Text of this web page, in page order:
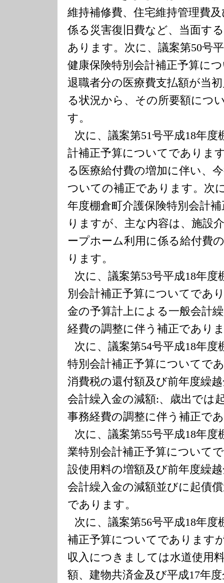
維持補修費、住宅維持管理費
係る災害復旧費など、当面す
あります。次に、議案第50号
健康保険特別会計補正予算に
退職者分の医療費支払額が当
る状況から、その所要額につ
す。
次に、議案第51号平成18年度
計補正予算についてでありま
る医療給付費の増加に伴い、
ついての補正であります。次
年度棚倉町介護保険特別会計
りますが、主な内容は、施設
ープホーム利用に係る給付費
ります。
次に、議案第53号平成18年度
別会計補正予算についてであ
金の予算計上による一般会計
経費の調整に伴う補正であり
次に、議案第54号平成18年度
特別会計補正予算についてで
消費税の還付額及び前年度繰
会計繰入金の減額:、歳出では
事務経費の調整に伴う補正で
次に、議案第55号平成18年度
業特別会計補正予算について
設使用料の増額及び前年度繰
会計繰入金の減額並びに起債
であります。
次に、議案第56号平成18年度
補正予算についてであります
収入につきましては水道使用
額、建物共済金及び平成17年